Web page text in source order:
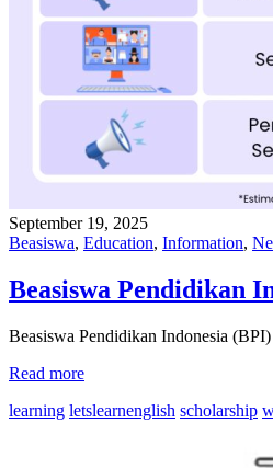
September 19, 2025
Beasiswa, Education, Information,
Beasiswa Pendidikan
Beasiswa Pendidikan Indonesia
Read more
learning letslearnenglish scholarship